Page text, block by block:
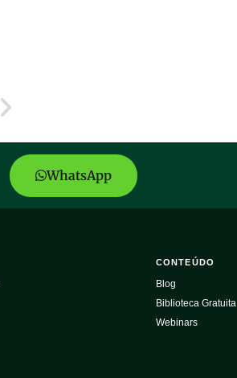
WhatsApp
CONTEÚDO
Blog
Biblioteca Gratuita
Webinars